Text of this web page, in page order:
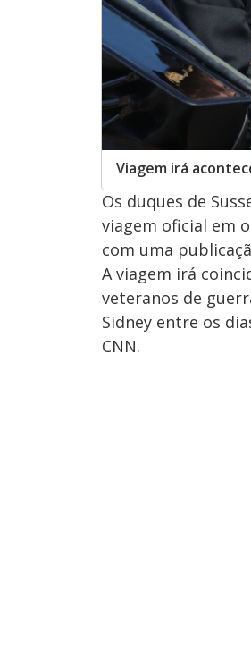
Viagem irá
Os duques de
viagem oficial em
com uma
A viagem irá
veteranos de
Sidney entre os
CNN.